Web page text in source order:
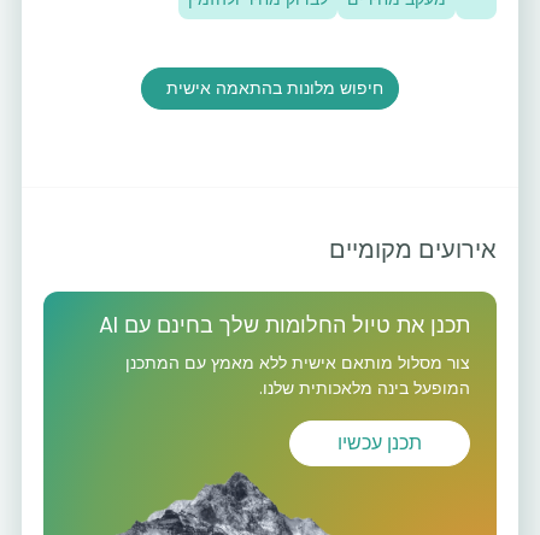
חיפוש מלונות בהתאמה אישית
אירועים מקומיים
תכנן את טיול החלומות שלך בחינם עם AI
צור מסלול מותאם אישית ללא מאמץ עם המתכנן
המופעל בינה מלאכותית שלנו.
תכנן עכשיו